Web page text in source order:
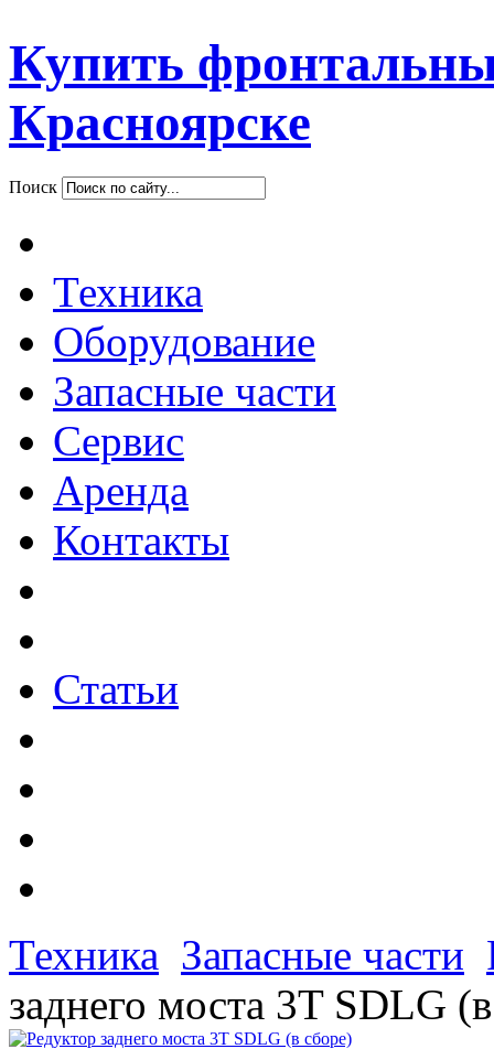
Купить
Красноярске
Поиск
Техника
Оборудование
Запасные части
Сервис
Аренда
Контакты
Статьи
Техника Запасные части
заднего моста 3T SDLG